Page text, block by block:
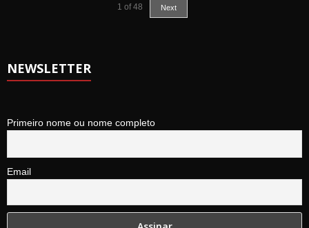
1 of 48 Next
NEWSLETTER
Primeiro nome ou nome completo
Email